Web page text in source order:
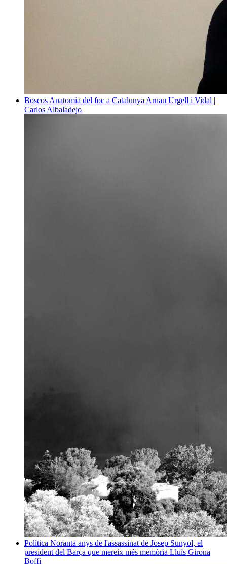
Boscos Anatomia del foc a Catalunya Arnau Urgell i Vidal |
Carlos Albaladejo
Política Noranta anys de l'assassinat de Josep Sunyol, el
president del Barça que mereix més memòria Lluís Girona
Boffi